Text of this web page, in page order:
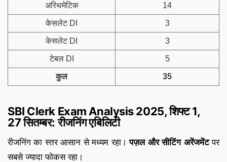
अरिथमेटिक 14
केसलेट DI 3
केसलेट DI 3
टेबल DI 5
कुल 35
SBI Clerk Exam Analysis 2025, शिफ्ट 1,
27 सितम्बर: रीजनिंग एबिलिटी
रीजनिंग का स्तर आसान से मध्यम रहा।पज़ल और सीटिंग अरेंजमेंटपर
सबसे ज्यादा फोकस रहा।